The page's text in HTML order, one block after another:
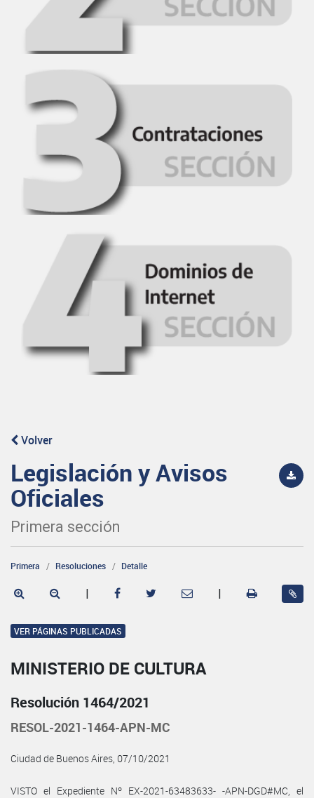
Volver
Legislación y Avisos
Oficiales
Primera sección
Primera Resoluciones Detalle
| |
VER PÁGINAS PUBLICADAS
MINISTERIO DE CULTURA
Resolución 1464/2021
RESOL-2021-1464-APN-MC
Ciudad de Buenos Aires, 07/10/2021
VISTO el Expediente Nº EX-2021-63483633- -APN-DGD#MC, el